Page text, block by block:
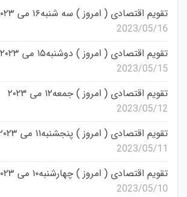
تقویم اقتصادی ( امروز ) سه شنبه۱۶ می ۲۰۲۳
2023/05/16
تقویم اقتصادی ( امروز ) دوشنبه۱۵ می ۲۰۲۳
2023/05/15
تقویم اقتصادی ( امروز ) جمعه۱۲ می ۲۰۲۳
2023/05/12
تقویم اقتصادی ( امروز ) پنجشنبه۱۱ می ۲۰۲۳
2023/05/11
تقویم اقتصادی ( امروز ) چهارشنبه۱۰ می ۲۰۲۳
2023/05/10